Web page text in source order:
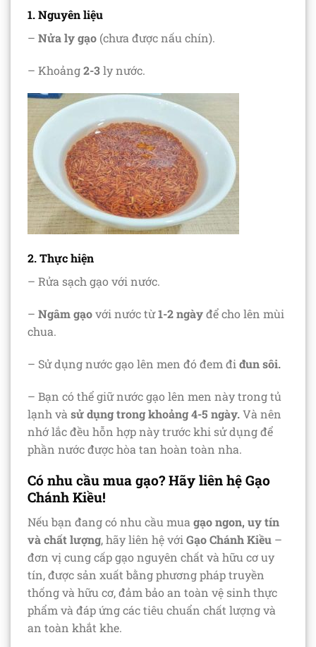
1. Nguyên liệu
– Nửa ly gạo (chưa được nấu chín).
– Khoảng2-3ly nước.
2. Thực hiện
– Rửa sạch gạo với nước.
– Ngâm gạovới nước từ1-2 ngàyđể cho lên mùi
chua.
– Sử dụng nước gạo lên men đó đem đi đun sôi.
– Bạn có thể giữ nước gạo lên men này trong tủ
lạnh và sử dụng trong khoảng 4-5 ngày.Và nên
nhớ lắc đều hỗn hợp này trước khi sử dụng để
phần nước được hòa tan hoàn toàn nha.
Có nhu cầu mua gạo? Hãy liên hệ Gạo
Chánh Kiều!
Nếu bạn đang có nhu cầu mua gạo ngon, uy tín
và chất lượng, hãy liên hệ với Gạo Chánh Kiều –
đơn vị cung cấp gạo nguyên chất và hữu cơ uy
tín, được sản xuất bằng phương pháp truyền
thống và hữu cơ, đảm bảo an toàn vệ sinh thực
phẩm và đáp ứng các tiêu chuẩn chất lượng và
an toàn khắt khe.